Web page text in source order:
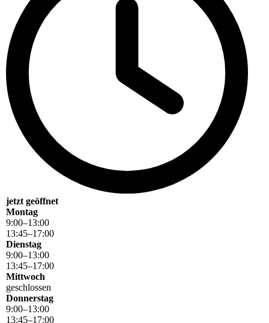
jetzt geöffnet
Montag
9:00–13:00
13:45–17:00
Dienstag
9:00–13:00
13:45–17:00
Mittwoch
geschlossen
Donnerstag
9:00–13:00
13:45–17:00